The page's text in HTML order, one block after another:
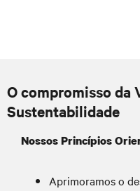
O compromisso da
Sustentabilidade
Nossos Princípios
Aprimoramos o